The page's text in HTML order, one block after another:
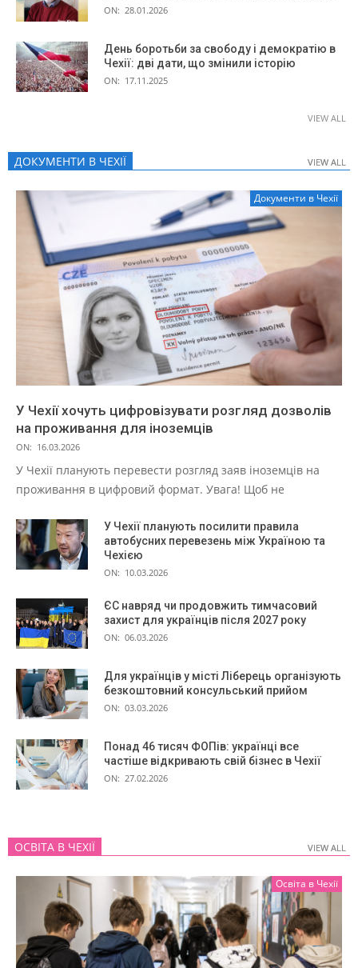
ON: 28.01.2026
День боротьби за свободу і демократію в
Чехії: дві дати, що змінили історію
ON: 17.11.2025
VIEW ALL
ДОКУМЕНТИ В ЧЕХІЇ VIEW ALL
Документи в Чехії
У Чехії хочуть цифровізувати розгляд дозволів
на проживання для іноземців
ON: 16.03.2026
У Чехії планують перевести розгляд заяв іноземців на
проживання в цифровий формат. Увага! Щоб не
У Чехії планують посилити правила
автобусних перевезень між Україною та
Чехією
ON: 10.03.2026
ЄС навряд чи продовжить тимчасовий
захист для українців після 2027 року
ON: 06.03.2026
Для українців у місті Ліберець організують
безкоштовний консульський прийом
ON: 03.03.2026
Понад 46 тисяч ФОПів: українці все
частіше відкривають свій бізнес в Чехії
ON: 27.02.2026
VIEW ALL
ОСВІТА В ЧЕХІЇ VIEW ALL
Освіта в Чехії
VIEW ALL